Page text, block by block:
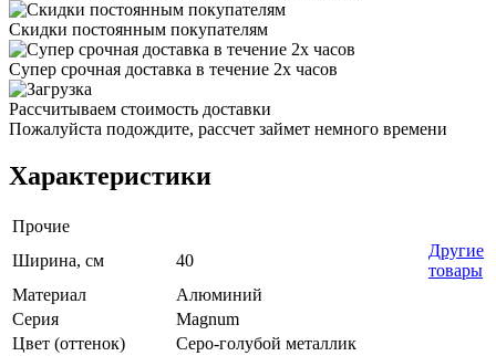
Скидки постоянным покупателям
Супер срочная доставка в течение 2х часов
Рассчитываем стоимость доставки
Пожалуйста подождите, рассчет займет немного времени
Характеристики
Прочие
Ширина, см
40
Другие
товары
Материал
Алюминий
Серия
Magnum
Цвет (оттенок)
Серо-голубой металлик